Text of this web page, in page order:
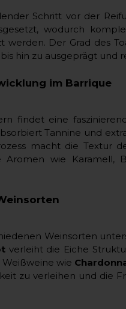
Schritt vor der
wodurch
Der Grad des
hin zu ausgeprägt und
im Barrique
findet eine
Tannine und
macht die Textur
wie Karamell,
Weinsorten
verleiht die Eiche
wie
zu verleihen und die